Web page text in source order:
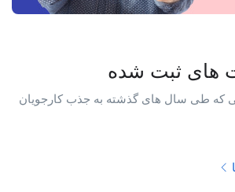
های ثبت شده
که طی سال های گذشته به جذب کارجویان